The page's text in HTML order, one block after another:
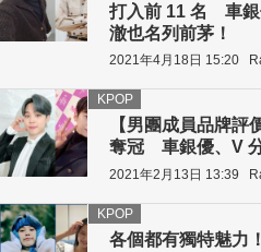
打入前 11 名 車銀
澈也名列前茅！
2021年4月18日 15:20
【男團成員品牌
奪冠 車銀優、V
KPOP
2021年2月13日 13:39
各個都有獨特魅力
KPOP